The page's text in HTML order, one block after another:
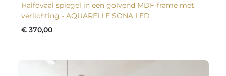
Halfovaal spiegel in een golvend MDF-frame met
verlichting - AQUARELLE SONA LED
€ 370,00